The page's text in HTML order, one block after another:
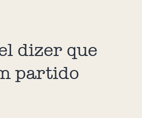
dizer que
partido